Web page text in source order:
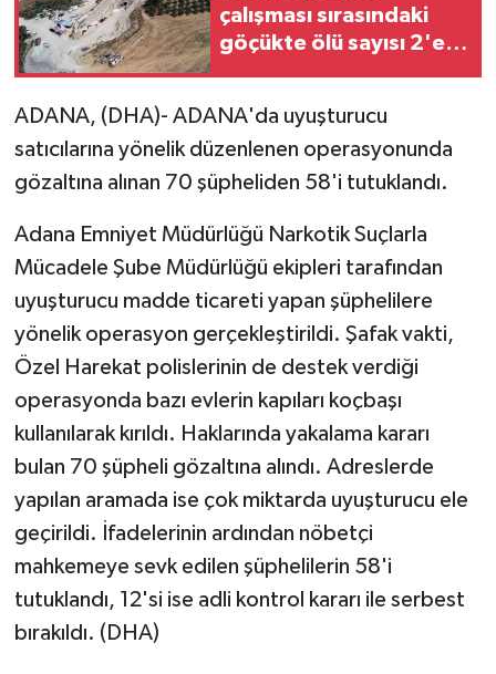
çalışması sırasındaki
göçükte ölü sayısı 2'e
ADANA, (DHA)- ADANA'da uyuşturucu
satıcılarına yönelik düzenlenen operasyonunda
gözaltına alınan 70 şüpheliden 58'i tutuklandı.
Adana Emniyet Müdürlüğü Narkotik Suçlarla
Mücadele Şube Müdürlüğü ekipleri tarafından
uyuşturucu madde ticareti yapan şüphelilere
yönelik operasyon gerçekleştirildi. Şafak vakti,
Özel Harekat polislerinin de destek verdiği
operasyonda bazı evlerin kapıları koçbaşı
kullanılarak kırıldı. Haklarında yakalama kararı
bulan 70 şüpheli gözaltına alındı. Adreslerde
yapılan aramada ise çok miktarda uyuşturucu ele
geçirildi. İfadelerinin ardından nöbetçi
mahkemeye sevk edilen şüphelilerin 58'i
tutuklandı, 12'si ise adli kontrol kararı ile serbest
bırakıldı. (DHA)